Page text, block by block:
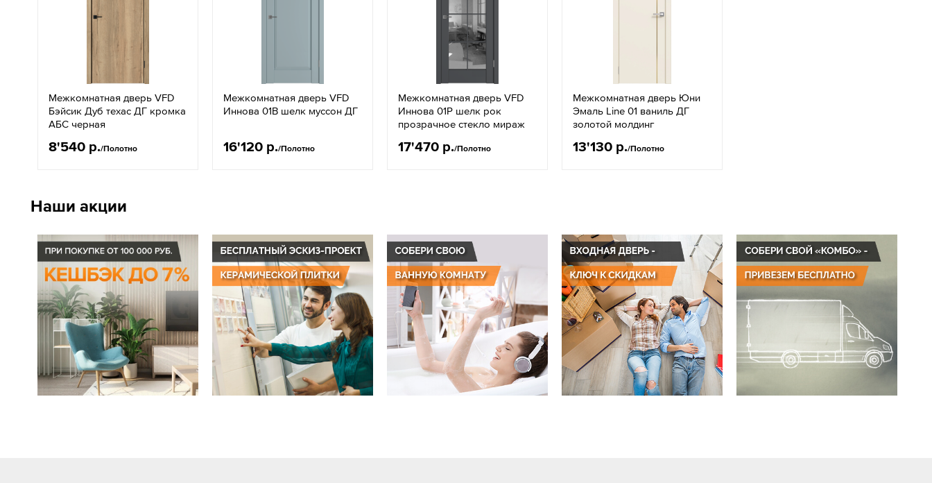
Межкомнатная дверь VFD
Бэйсик Дуб техас ДГ кромка
АБС черная
8'540 р./Полотно
Межкомнатная дверь VFD
Иннова 01В шелк муссон ДГ
16'120 р./Полотно
Межкомнатная дверь VFD
Иннова 01Р шелк рок
прозрачное стекло мираж
17'470 р./Полотно
Межкомнатная дверь Юни
Эмаль Line 01 ваниль ДГ
золотой молдинг
13'130 р./Полотно
Наши акции